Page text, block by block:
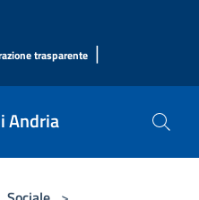
trasparente |
Andria